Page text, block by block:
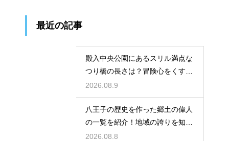
最近の記事
殿入中央公園にあるスリル満点な
つり橋の長さは？冒険心をくすぐ
る遊び場
2026.08.9
八王子の歴史を作った郷土の偉人
の一覧を紹介！地域の誇りを知る
学びの旅
2026.08.8